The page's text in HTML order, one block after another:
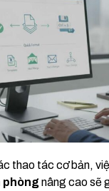
thao tác cơ bản,
phòngnâng cao sẽ